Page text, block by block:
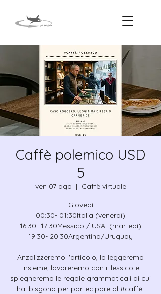
Caffè polemico USD
5
ven 07 ago
  |
Caffè virtuale
Giovedì
00:30- 01:30Italia (venerdì)
16:30- 17:30Messico / USA (martedì)
19:30- 20:30Argentina/Uruguay
Anzalizzeremo l'articolo, lo leggeremo
insieme, lavoreremo con il lessico e
spiegheremo le regole grammaticali di cui
hai bisgono per partecipare al #caffè-